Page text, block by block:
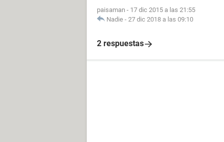
paisaman - 17 dic 2015 a las 21:55
Nadie - 27 dic 2018 a las 09:10
2 respuestas